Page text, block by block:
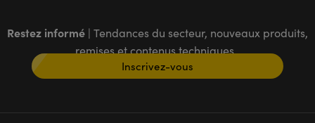
Restez informé | Tendances du secteur, nouveaux produits,
remises et contenus techniques
Inscrivez-vous